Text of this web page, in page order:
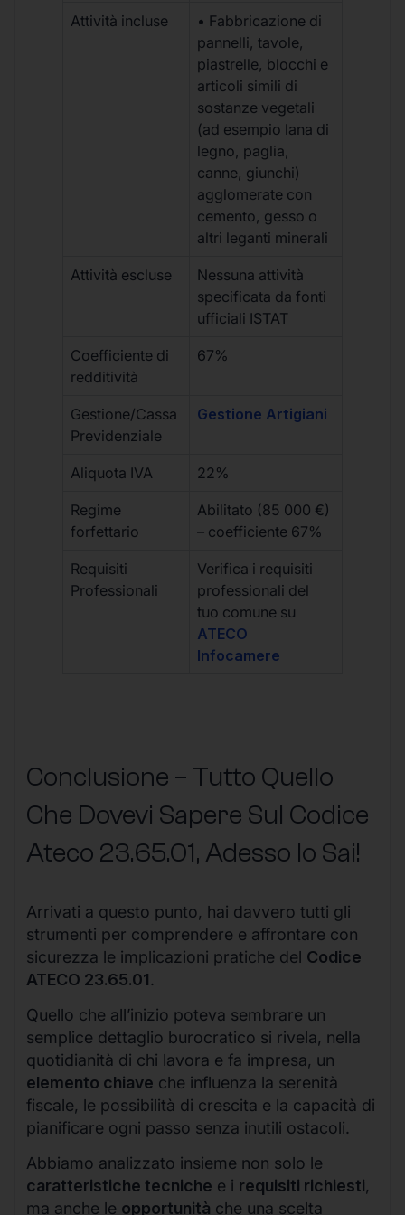
Attività incluse
• Fabbricazione di
pannelli, tavole,
piastrelle, blocchi e
articoli simili di
sostanze vegetali
(ad esempio lana di
legno, paglia,
canne, giunchi)
agglomerate con
cemento, gesso o
altri leganti minerali
Attività escluse
Nessuna attività
specificata da fonti
ufficiali ISTAT
Coefficiente di
redditività
67%
Gestione/Cassa
Previdenziale
Gestione Artigiani
Aliquota IVA 22%
Regime
forfettario
Abilitato (85 000 €)
– coefficiente 67%
Requisiti
Professionali
Verifica i requisiti
professionali del
tuo comune su
ATECO
Infocamere
Conclusione – Tutto Quello
Che Dovevi Sapere Sul Codice
Ateco 23.65.01, Adesso lo Sai!
Arrivati a questo punto, hai davvero tutti gli
strumenti per comprendere e affrontare con
sicurezza le implicazioni pratiche del Codice
ATECO 23.65.01.
Quello che all’inizio poteva sembrare un
semplice dettaglio burocratico si rivela, nella
quotidianità di chi lavora e fa impresa, un
elemento chiave che influenza la serenità
fiscale, le possibilità di crescita e la capacità di
pianificare ogni passo senza inutili ostacoli.
Abbiamo analizzato insieme non solo le
caratteristiche tecniche e i requisiti richiesti,
ma anche le opportunità che una scelta